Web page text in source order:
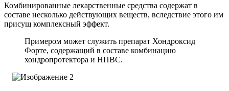
Комбинированные лекарственные средства содержат в
составе несколько действующих веществ, вследствие этого им
присущ комплексный эффект.
Примером может служить препарат Хондроксид
Форте, содержащий в составе комбинацию
хондропротектора и НПВС.